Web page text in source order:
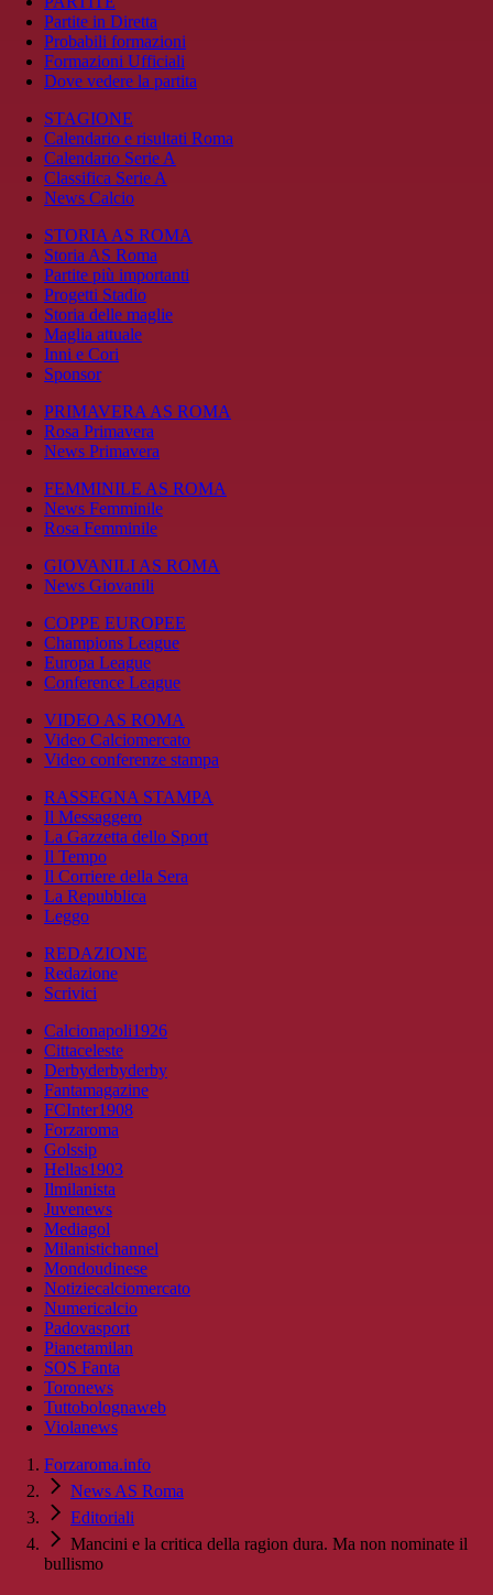
Partite in Diretta
Probabili formazioni
Formazioni Ufficiali
Dove vedere la partita
STAGIONE
Calendario e risultati Roma
Calendario Serie A
Classifica Serie A
News Calcio
STORIA AS ROMA
Storia AS Roma
Partite più importanti
Progetti Stadio
Storia delle maglie
Maglia attuale
Inni e Cori
Sponsor
PRIMAVERA AS ROMA
Rosa Primavera
News Primavera
FEMMINILE AS ROMA
News Femminile
Rosa Femminile
GIOVANILI AS ROMA
News Giovanili
COPPE EUROPEE
Champions League
Europa League
Conference League
VIDEO AS ROMA
Video Calciomercato
Video conferenze stampa
RASSEGNA STAMPA
Il Messaggero
La Gazzetta dello Sport
Il Tempo
Il Corriere della Sera
La Repubblica
Leggo
REDAZIONE
Redazione
Scrivici
Calcionapoli1926
Cittaceleste
Derbyderbyderby
Fantamagazine
FCInter1908
Forzaroma
Golssip
Hellas1903
Ilmilanista
Juvenews
Mediagol
Milanistichannel
Mondoudinese
Notiziecalciomercato
Numericalcio
Padovasport
Pianetamilan
SOS Fanta
Toronews
Tuttobolognaweb
Violanews
Forzaroma.info
News AS Roma
Editoriali
Mancini e la critica della ragion dura. Ma non nominate il
bullismo